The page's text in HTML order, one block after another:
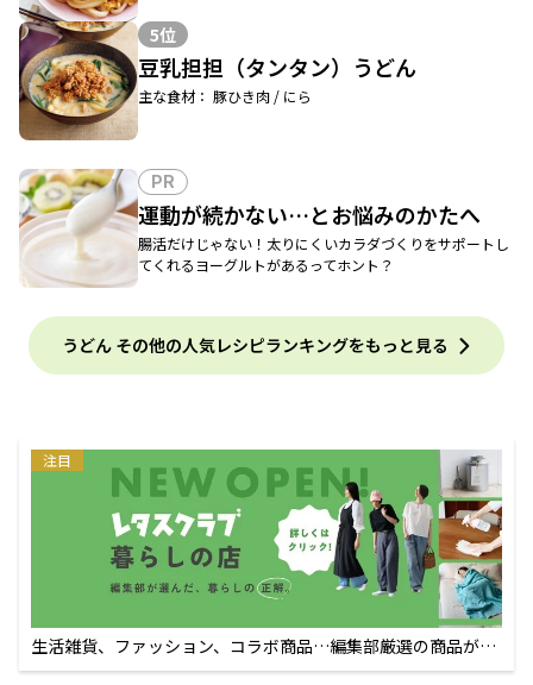
5位
豆乳担担（タンタン）うどん
主な食材： 豚ひき肉 / にら
PR
運動が続かない…とお悩みのかたへ
腸活だけじゃない！太りにくいカラダづくりをサポートし
てくれるヨーグルトがあるってホント？
うどん その他の人気レシピランキングをもっと見る
注目
生活雑貨、ファッション、コラボ商品…編集部厳選の商品が買
えるECサイト